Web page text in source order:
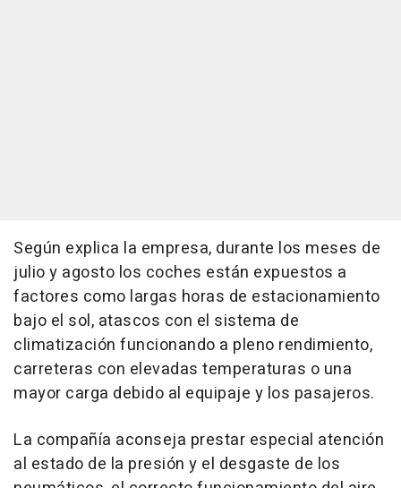
Según explica la empresa, durante los meses de
julio y agosto los coches están expuestos a
factores como largas horas de estacionamiento
bajo el sol, atascos con el sistema de
climatización funcionando a pleno rendimiento,
carreteras con elevadas temperaturas o una
mayor carga debido al equipaje y los pasajeros.
La compañía aconseja prestar especial atención
al estado de la presión y el desgaste de los